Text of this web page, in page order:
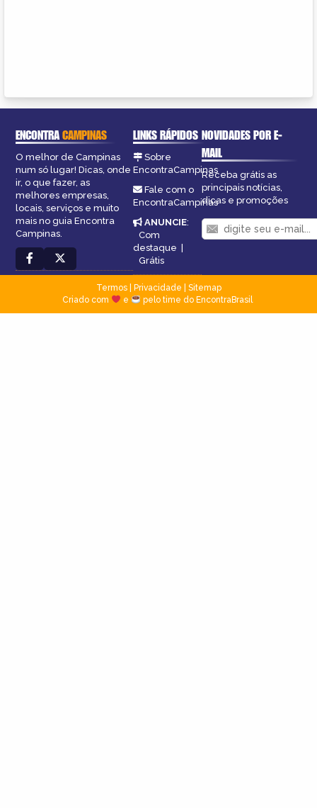
ENCONTRACAMPINAS
O melhor de Campinas
num só lugar! Dicas, onde
ir, o que fazer, as
melhores empresas,
locais, serviços e muito
mais no guia Encontra
Campinas.
LINKS RÁPIDOS
Sobre
EncontraCampinas
Fale com o
EncontraCampinas
ANUNCIE:
Com
destaque |
Grátis
NOVIDADES POR E-
MAIL
Receba grátis as
principais notícias,
dicas e promoções
Termos| Privacidade
Sitemap
Criado com
e pelo time do EncontraBrasil